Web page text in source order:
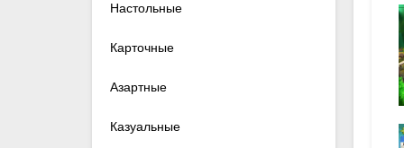
Настольные
Карточные
Азартные
Казуальные